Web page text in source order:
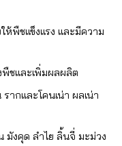
ให้พืชแข็งแรง และมีความ
พืชและเพิ่มผลผลิต
ากและโคนเน่า ผลเน่า
มังคุด ลำไย ลิ้นจี่ มะม่วง